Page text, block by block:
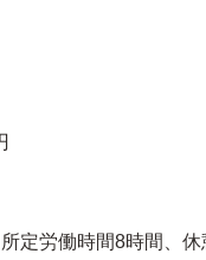
定労働時間8時間、休